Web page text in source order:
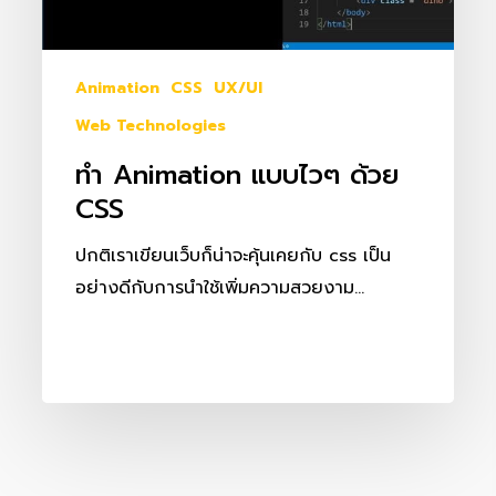
Animation CSS UX/UI
Web Technologies
ทำ Animation แบบไวๆ ด้วย
CSS
ปกติเราเขียนเว็บก็น่าจะคุ้นเคยกับ css เป็น
อย่างดีกับการนำใช้เพิ่มความสวยงาม…